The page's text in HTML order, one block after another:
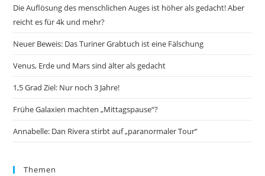
Die Auflösung des menschlichen Auges ist höher als gedacht! Aber
reicht es für 4k und mehr?
Neuer Beweis: Das Turiner Grabtuch ist eine Fälschung
Venus, Erde und Mars sind älter als gedacht
1,5 Grad Ziel: Nur noch 3 Jahre!
Frühe Galaxien machten „Mittagspause“?
Annabelle: Dan Rivera stirbt auf „paranormaler Tour“
Themen